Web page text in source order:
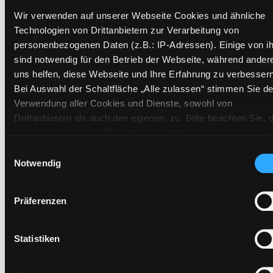
Wir verwenden auf unserer Webseite Cookies und ähnliche
Technologien von Drittanbietern zur Verarbeitung von
personenbezogenen Daten (z.B.: IP-Adressen). Einige von
sind notwendig für den Betrieb der Webseite, während
uns helfen, diese Webseite und Ihre Erfahrung zu
Bei Auswahl der Schaltfläche „Alle zulassen“ stimmen Sie
Verwendung aller Cookies und Dienste, sowohl von
Drittanbietern als auch den eigenen, zu. Bitte beachten Sie,
(Länder außerhalb des EWR ohne adäquates
Datenschutzniveau) stattfinden kann. In diesem
ausgeschlossen werden. Eine Verarbeitung durch solche
Einwilligung erteilen („Auswahl erlauben“) oder auf die
Schaltfläche „Alle zulassen“ klicken. Unter dem Punkt
Notwendig
Präferenzen
Statistiken
Signatur: JE.D MOU
Standort 2:Ausleihe
Status:Verfügbar
Vorbestellungen:0
Mediengruppe: Jugendbuch
Frist:
Zweigstelle:
Standort 2: